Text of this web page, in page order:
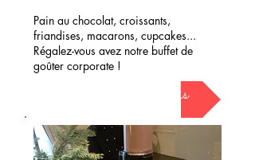
Pain au chocolat, croissants,
friandises, macarons, cupcakes...
Régalez-vous avez notre buffet de
goûter corporate !
demander mon devis